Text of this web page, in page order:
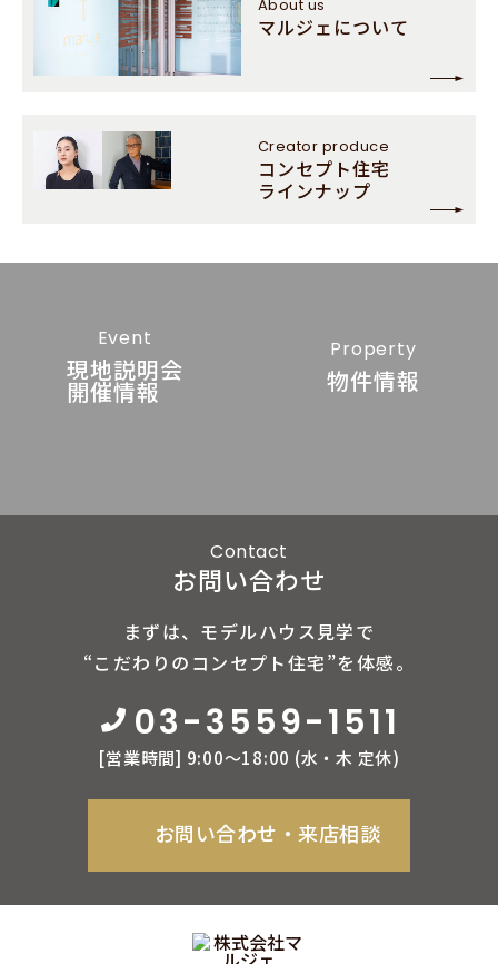
About us
マルジェについて
Creator produce
コンセプト住宅
ラインナップ
Contact
お問い合わせ
まずは、モデルハウス見学で
“こだわりのコンセプト住宅”を体感。
03-3559-1511
[営業時間] 9:00〜18:00 (⽔‧⽊ 定休)
お問い合わせ‧来店相談
Event
現地説明会
開催情報
Property
物件情報